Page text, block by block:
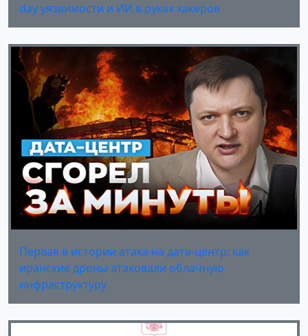
day уязвимости и ИИ в руках хакеров
Первая в истории атака на дата-центр: как
иранские дроны атаковали облачную
инфраструктуру